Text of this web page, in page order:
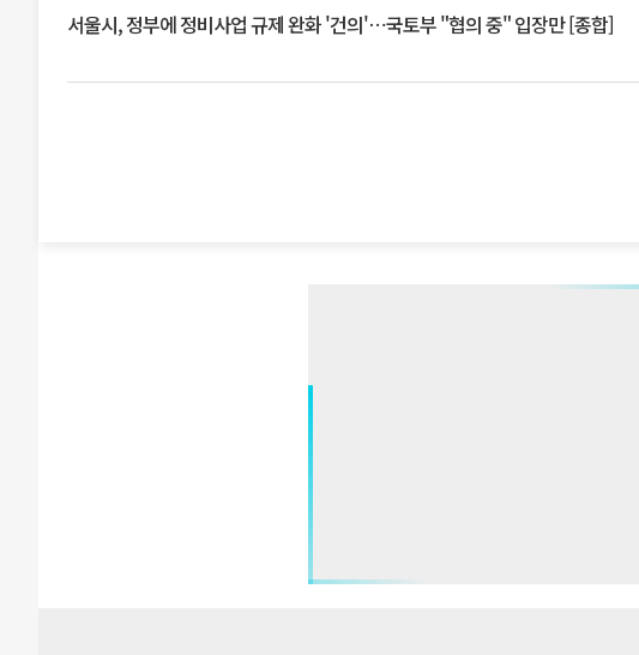
서울시, 정부에 정비사업 규제 완화 '건의'⋯국토부 "협의 중" 입장만 [종합]